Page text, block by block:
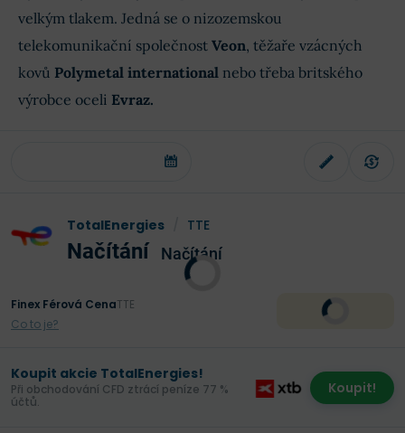
velkým tlakem. Jedná se o nizozemskou
telekomunikační společnost Veon, těžaře vzácných
kovů Polymetal international nebo třeba britského
výrobce oceli Evraz.
TotalEnergies TTE
Načítání Načítání
Finex Férová CenaTTE
Co to je?
Koupit akcie TotalEnergies!
Při obchodování CFD ztrácí peníze 77 %
účtů.
Koupit!